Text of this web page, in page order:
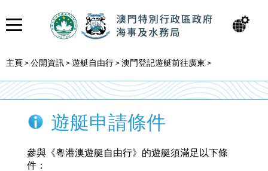
主頁 > 公開資訊 > 遊艇自由行 > 澳門登記遊艇前往廣東 >
遊艇申請條件
參與《粵港澳遊艇自由行》的遊艇須滿足以下條
件：